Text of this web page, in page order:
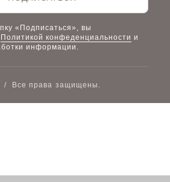
«Подписаться», вы
Политикой конфеденциальности и
информации.
/ Все права защищены.